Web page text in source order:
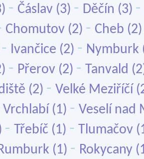
- Čáslav (3) - Děčín (3) -
Chomutov (2) - Cheb
- Ivančice (2) - Nymburk
- Přerov (2) - Tanvald
(2) - Velké Meziříčí
Vrchlabí (1) - Veselí nad
- Třebíč (1) - Tlumačov
(1) - Rokycany